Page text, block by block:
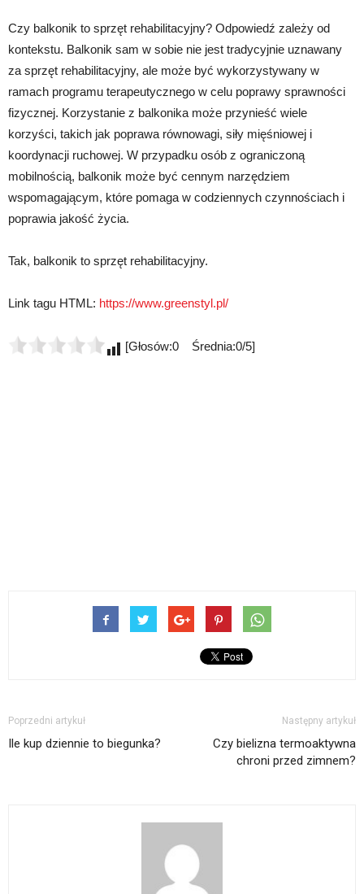
Czy balkonik to sprzęt rehabilitacyjny? Odpowiedź zależy od
kontekstu. Balkonik sam w sobie nie jest tradycyjnie uznawany
za sprzęt rehabilitacyjny, ale może być wykorzystywany w
ramach programu terapeutycznego w celu poprawy sprawności
fizycznej. Korzystanie z balkonika może przynieść wiele
korzyści, takich jak poprawa równowagi, siły mięśniowej i
koordynacji ruchowej. W przypadku osób z ograniczoną
mobilnością, balkonik może być cennym narzędziem
wspomagającym, które pomaga w codziennych czynnościach i
poprawia jakość życia.
Tak, balkonik to sprzęt rehabilitacyjny.
Link tagu HTML: https://www.greenstyl.pl/
[Głosów:0 Średnia:0/5]
Poprzedni artykuł
Ile kup dziennie to biegunka?
Następny artykuł
Czy bielizna termoaktywna
chroni przed zimnem?